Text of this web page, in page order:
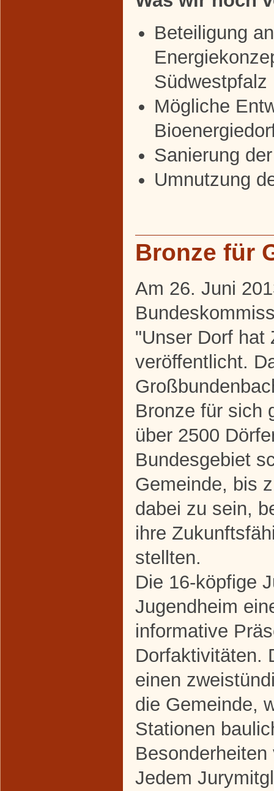
Beteiligung
Südwestpfalz
Mögliche
Sanierung
Umnutzung
Bronze für
Am 26. Juni
"Unser Dorf hat
veröffentlicht.
Bronze für sich
über 2500
Bundesgebiet
Gemeinde, bis
dabei zu sein,
ihre
stellten.
Die 16-köpfige
Jugendheim
informative
Dorfaktivitäten.
einen
die Gemeinde,
Stationen
Jedem